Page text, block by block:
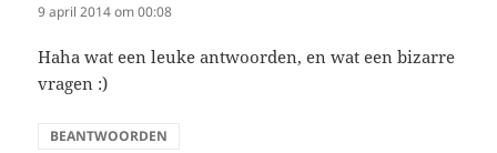
9 april 2014 om 00:08
Haha wat een leuke antwoorden, en wat een bizarre
vragen :)
BEANTWOORDEN